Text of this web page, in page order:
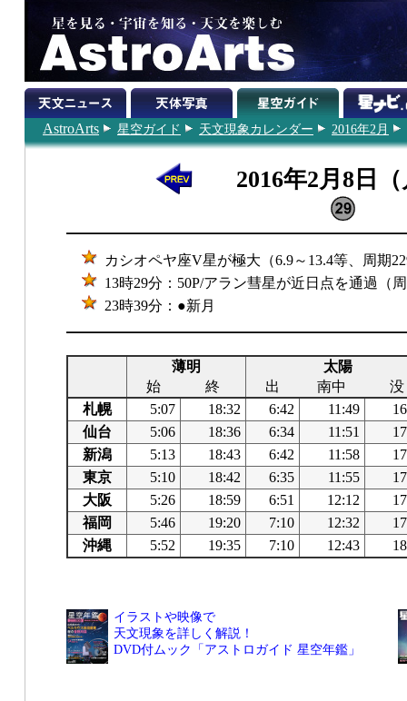
AstroArts 星空ガイド 天文現象カレンダー 2016年2月
2016年2月8日
カシオペヤ座V星が極大（6.9～13.4等、周期
13時29分：50P/アラン彗星が近日点を通過（
23時39分：●新月
薄明
太陽
始
終 出 南中
没
札幌
5:07 18:32 6:42 11:49
仙台
5:06 18:36 6:34 11:51
新潟
5:13 18:43 6:42 11:58
東京
5:10 18:42 6:35 11:55
大阪
5:26 18:59 6:51 12:12
福岡
5:46 19:20 7:10 12:32
沖縄
5:52 19:35 7:10 12:43
イラストや映像で
天文現象を詳しく解説！
DVD付ムック「アストロガイド 星空年鑑」